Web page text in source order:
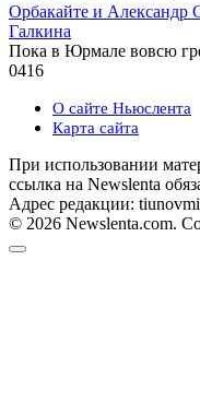
Орбакайте и Александр
Галкина
Пока в Юрмале вовсю
0416
О сайте Ньюслента
Карта сайта
При использовании
ссылка на Newslenta
Адрес редакции:
© 2026 Newslenta.com.